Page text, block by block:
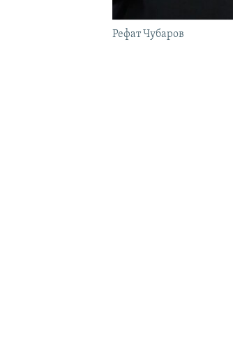
Рефат Чубаров